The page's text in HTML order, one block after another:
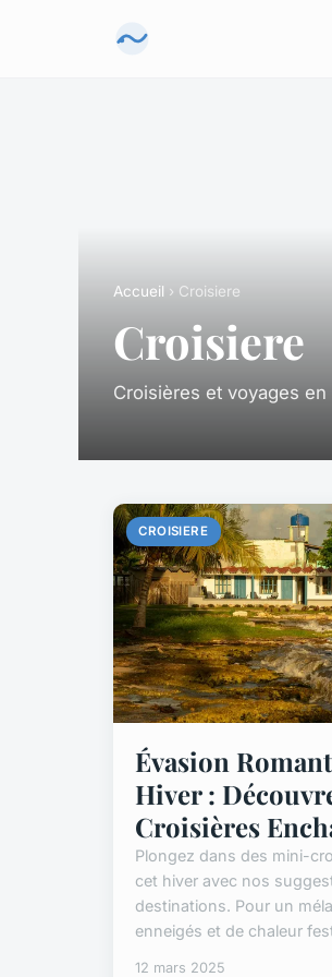
Accueil › Croisiere
Croisiere
Croisières et voyages en
CROISIERE
Évasion
Hiver :
Croisières
Plongez dans des mini-
cet hiver avec nos
destinations. Pour un
enneigés et de chaleur
12 mars 2025